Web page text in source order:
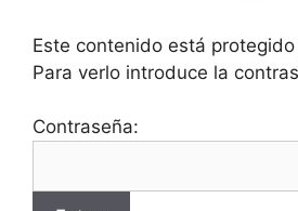
Este contenido está
Para verlo introduce la
Contraseña: